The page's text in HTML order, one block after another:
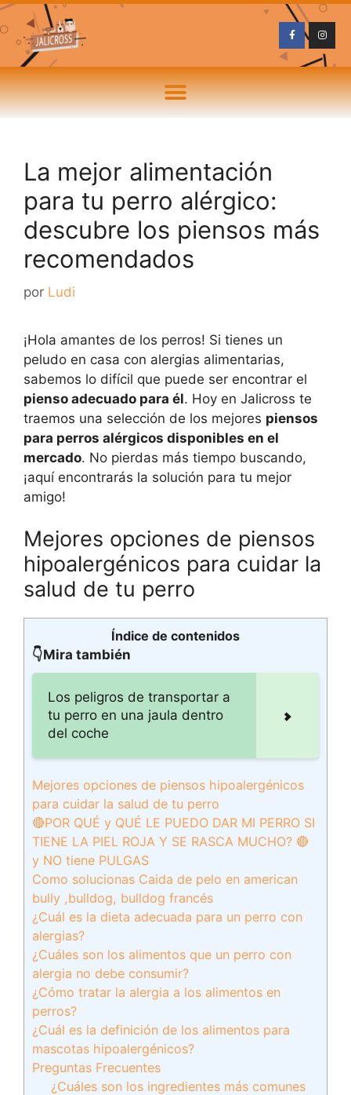
La mejor alimentación
para tu perro alérgico:
descubre los piensos más
recomendados
por Ludi
¡Hola amantes de los perros! Si tienes un
peludo en casa con alergias alimentarias,
sabemos lo difícil que puede ser encontrar el
pienso adecuado para él. Hoy en Jalicross te
traemos una selección de los mejores piensos
para perros alérgicos disponibles en el
mercado. No pierdas más tiempo buscando,
¡aquí encontrarás la solución para tu mejor
amigo!
Mejores opciones de piensos
hipoalergénicos para cuidar la
salud de tu perro
Índice de contenidos
👇Mira también
Los peligros de transportar a
tu perro en una jaula dentro
del coche
Mejores opciones de piensos hipoalergénicos
para cuidar la salud de tu perro
🔴POR QUÉ y QUÉ LE PUEDO DAR MI PERRO SI
TIENE LA PIEL ROJA Y SE RASCA MUCHO? 🔴
y NO tiene PULGAS
Como solucionas Caida de pelo en american
bully ,bulldog, bulldog francés
¿Cuál es la dieta adecuada para un perro con
alergias?
¿Cuáles son los alimentos que un perro con
alergia no debe consumir?
¿Cómo tratar la alergia a los alimentos en
perros?
¿Cuál es la definición de los alimentos para
mascotas hipoalergénicos?
Preguntas Frecuentes
¿Cuáles son los ingredientes más comunes